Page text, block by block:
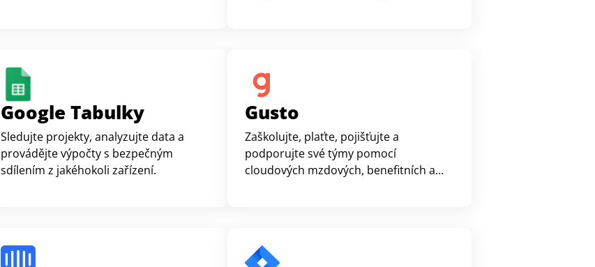
Google Tabulky
Sledujte projekty, analyzujte data a
provádějte výpočty s bezpečným
sdílením z jakéhokoli zařízení.
Gusto
Zaškolujte, plaťte, pojišťujte a
podporujte své týmy pomocí
cloudových mzdových, benefitních a